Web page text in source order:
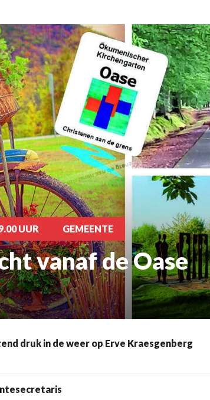
UUR GEMEENTE
vanaf de Oase
druk in de weer op Erve Kraesgenberg